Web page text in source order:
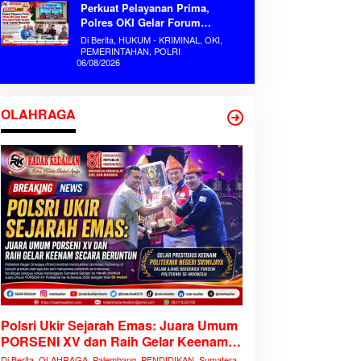
Perkuat Pelayanan Prima,
Polres OKI Gelar Forum
Konsultasi Publik Mandiri Serap
Aspirasi Masyarakat
Di Berita, HUKUM - KRIMINAL, OKI,
PEMERINTAHAN, POLRI
06/08/2026
OLAHRAGA
Polsri Ukir Sejarah Emas: Juara Umum
PORSENI XV dan Raih Gelar Keenam